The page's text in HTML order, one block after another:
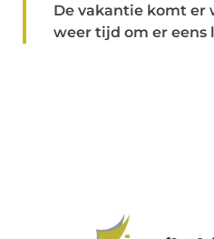
De vakantie komt er
weer tijd om er eens